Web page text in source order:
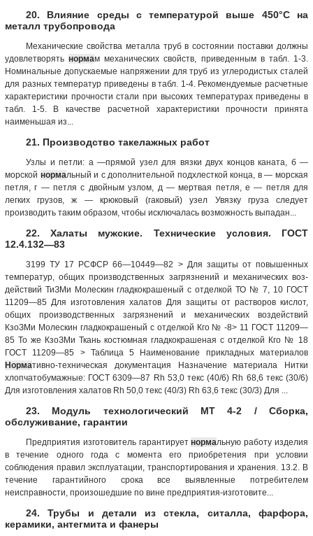
20. Влияние среды с температурой выше 450°С на
металл трубопровода
Механические свойства металла труб в состоянии поставки должны
удовлетворятьнормам механических свойств, приведенным в табл. 1-3.
Номинальные допускаемые напряжении для труб из углеродистых сталей
для разных температур приведены в табл. 1-4. Рекомендуемые расчетные
характеристики прочности стали при высоких температурах приведены в
табл. 1-5. В качестве расчетной характеристики прочности принята
наименьшая из...
21. Производство такелажных работ
Узлы и петли: а —прямой узел для вязки двух концов каната, б —
морской нормальный и с дополнительной подхлесткой конца, в — морская
петля, г — петля с двойным узлом, д — мертвая петля, е — петля для
легких грузов, ж — крюковый (гаковый) узел Увязку груза следует
производить таким образом, чтобы исключалась возможность выпадан...
22. Халаты мужские. Технические условия. ГОСТ
12.4.132—83
3199 ТУ 17 РСФСР 66—10449—82 > Для защиты от повышенных
температур, общих производственных загрязнений и механических воз­
действий ТиЗМи Молескин гладкокрашеный с от­делкой ТО № 7, 10 ГОСТ
11209—85 Для изго­товления халатов Для защиты от растворов кислот,
общих производ­ственных загряз­нений и механи­ческих воздейст­вий
КзоЗМи Молескин гладкокрашеный с от­делкой Кго № -8> 11 ГОСТ 11209—
85 То же КзоЗМи Ткань костюмная гладкокраше­ная с отделкой Кго № 18
ГОСТ 11209—85 > Таблица 5 Наименование прикладных материалов
Нормативно-техни­ческая документация Назначение материала Нитки
хлопчатобумаж­ные: ГОСТ 6309—87 Rh 53,0 текс (40/6) Rh 68,6 текс (30/6)
Для изготовления халатов Rh 50,0 текс (40/3) Rh 63,6 текс (30/3) Для ...
23. Модуль технологический МТ 4-2 / Сборка,
обслуживание, гарантии
Предприятия изготовитель гарантируетнормальную работу изделия
в течение одного года с момента его приобретения при условии
соблюдения правил эксплуатации, транспортирования и хранения. 13.2. В
течение гарантийного срока все выявленные потребителем
неисправности, произошедшие по вине предприятия-изготовите...
24. Трубы и детали из стекла, ситалла, фарфора,
керамики, антегмита и фанеры